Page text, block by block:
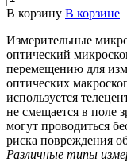
В корзину В корзине
Измерительные
оптический
перемещению для
оптических
используется
не смещается в поле
могут проводиться
риска повреждения
Различные типы